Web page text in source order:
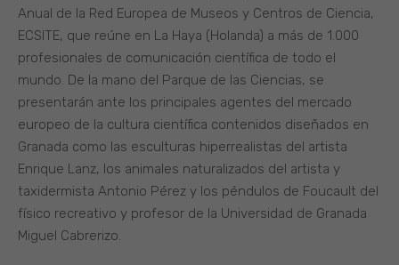
Anual de la Red Europea de Museos y Centros de Ciencia,
ECSITE, que reúne en La Haya (Holanda) a más de 1.000
profesionales de comunicación científica de todo el
mundo. De la mano del Parque de las Ciencias, se
presentarán ante los principales agentes del mercado
europeo de la cultura científica contenidos diseñados en
Granada como las esculturas hiperrealistas del artista
Enrique Lanz, los animales naturalizados del artista y
taxidermista Antonio Pérez y los péndulos de Foucault del
físico recreativo y profesor de la Universidad de Granada
Miguel Cabrerizo.